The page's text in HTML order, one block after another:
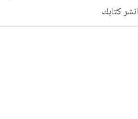
انشر كتابك